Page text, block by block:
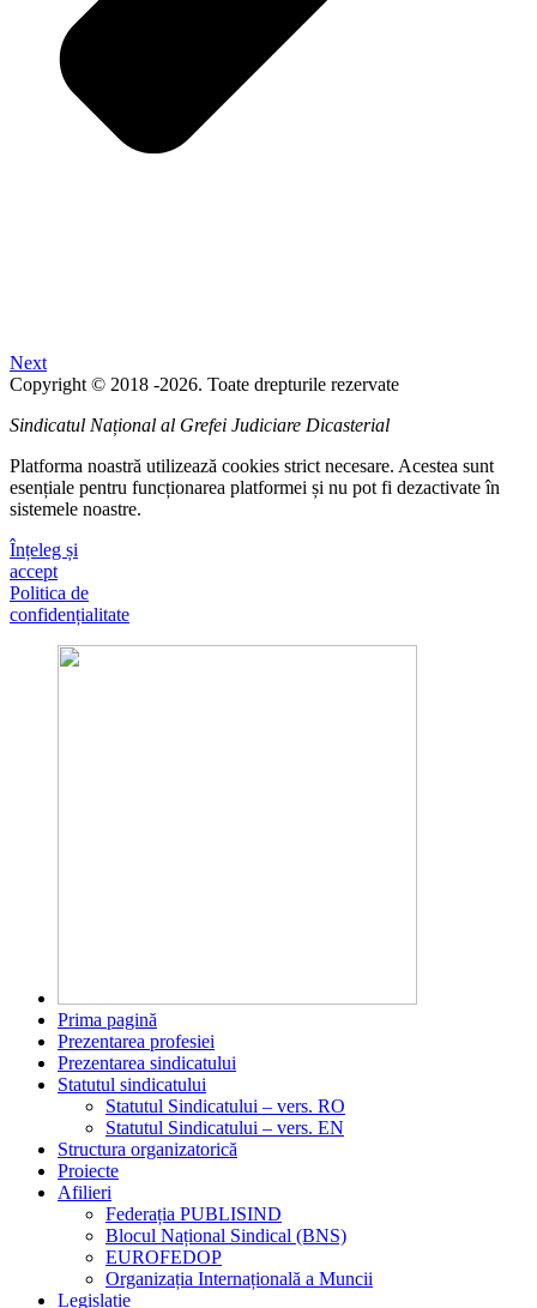
Next
Copyright © 2018 -2026. Toate drepturile rezervate
Sindicatul Național al Grefei Judiciare Dicasterial
Platforma noastră utilizează cookies strict necesare. Acestea sunt
esențiale pentru funcționarea platformei și nu pot fi dezactivate în
sistemele noastre.
Înțeleg și
accept
Politica de
confidențialitate
Prima pagină
Prezentarea profesiei
Prezentarea sindicatului
Statutul sindicatului
Statutul Sindicatului – vers. RO
Statutul Sindicatului – vers. EN
Structura organizatorică
Proiecte
Afilieri
Federația PUBLISIND
Blocul Național Sindical (BNS)
EUROFEDOP
Organizația Internațională a Muncii
Legislație